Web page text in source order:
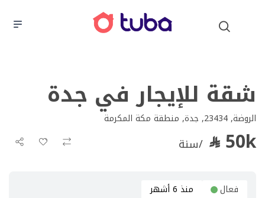
شقة للإيجار في جدة
الروضة, 23434, جدة, منطقة مكة المكرمة
50k /سنة
فعال منذ 6 أشهر